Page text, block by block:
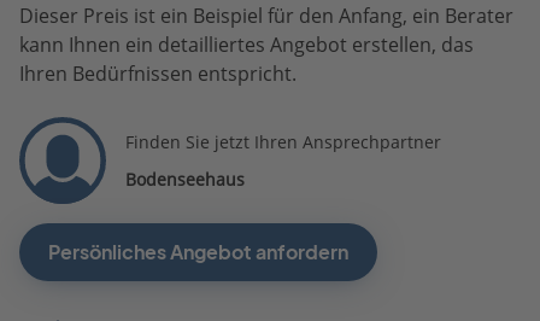
Dieser Preis ist ein Beispiel für den Anfang, ein Berater
kann Ihnen ein detailliertes Angebot erstellen, das
Ihren Bedürfnissen entspricht.
Finden Sie jetzt Ihren Ansprechpartner
Bodenseehaus
Persönliches Angebot anfordern